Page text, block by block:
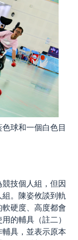
球和一個白色目
技個人組，但因
。陳姿攸談到軌
硬度、高度都會
的輔具（註二）
具，並表示原本